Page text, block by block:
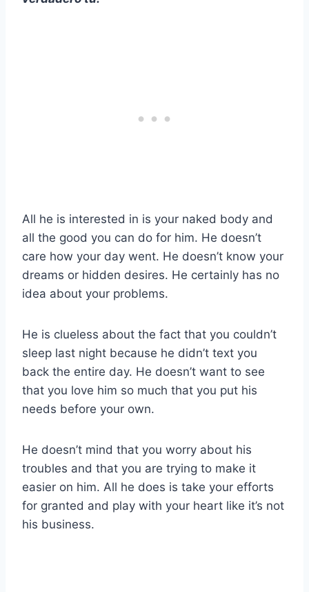
All he is interested in is your naked body and
all the good you can do for him. He doesn’t
care how your day went. He doesn’t know your
dreams or hidden desires. He certainly has no
idea about your problems.
He is clueless about the fact that you couldn’t
sleep last night because he didn’t text you
back the entire day. He doesn’t want to see
that you love him so much that you put his
needs before your own.
He doesn’t mind that you worry about his
troubles and that you are trying to make it
easier on him. All he does is take your efforts
for granted and play with your heart like it’s not
his business.